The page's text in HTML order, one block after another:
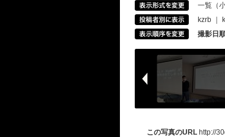
一覧（小
kzrb
撮影日
この写真のURL http://